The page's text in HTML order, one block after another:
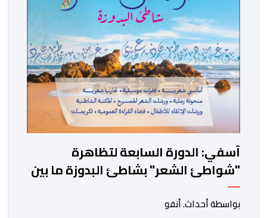
وتنزيلا لبرنامجها الرامي إلى تعزيز الثقافة السينمائية […]
آسفي: الدورة السابعة لتظاهرة
"شواطئ الشعر" بشاطئ البدوزة ما بين
9 و11 غشت
بواسطة أحداث. أنفو